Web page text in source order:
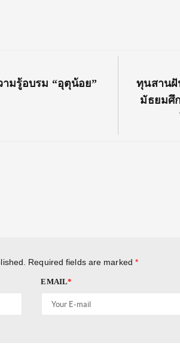
มรู้อบรม “อุตุน้อย”
Next
Post:
ทุนสานฝั
มัธยมศึ
Required fields are marked *
EMAIL*